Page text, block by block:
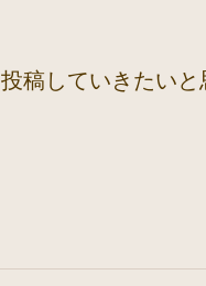
稿していきたいと